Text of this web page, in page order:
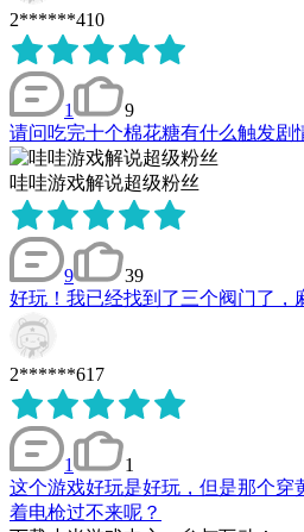
2******410
1
9
请问吃完十个棉花糖有什么触发剧
哇哇游戏解说超级粉丝
9
39
好玩！我已经找到了三个阀门了，
2******617
1
1
这个游戏好玩是好玩，但是那个穿
着电枪过不来呢？